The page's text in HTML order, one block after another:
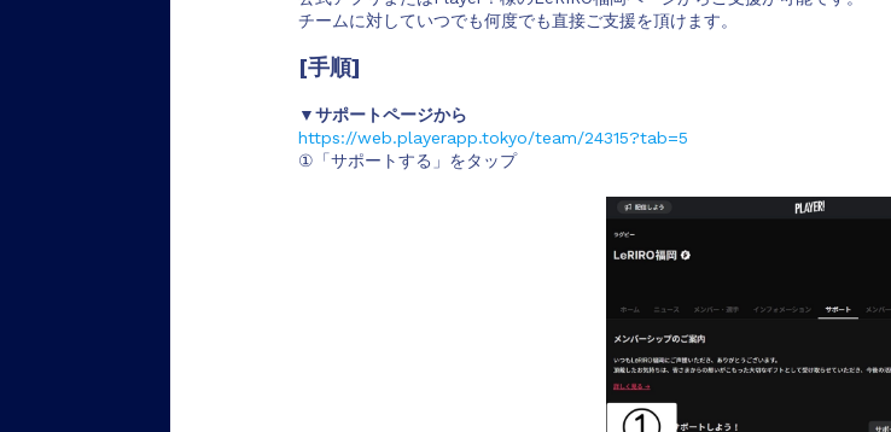
チームに対していつでも何度でも直接ご支援を頂けます。
[手順]
▼サポートページから
https://web.playerapp.tokyo/team/24315?tab=5
①「サポートする」をタップ